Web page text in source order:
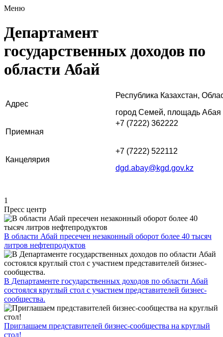
Меню
Департамент
государственных доходов по
области Абай
Адрес
Республика Казахстан,
город Семей, площадь
Приемная
+7 (7222) 362222
Канцелярия
+7 (7222) 522112
dgd.abay@kgd.gov.kz
1
Пресс центр
В области Абай пресечен незаконный оборот более 40 тысяч
литров нефтепродуктов
В Департаменте государственных доходов по области Абай
состоялся круглый стол с участием представителей бизнес-
сообщества.
Приглашаем представителей бизнес-сообщества на круглый
стол!